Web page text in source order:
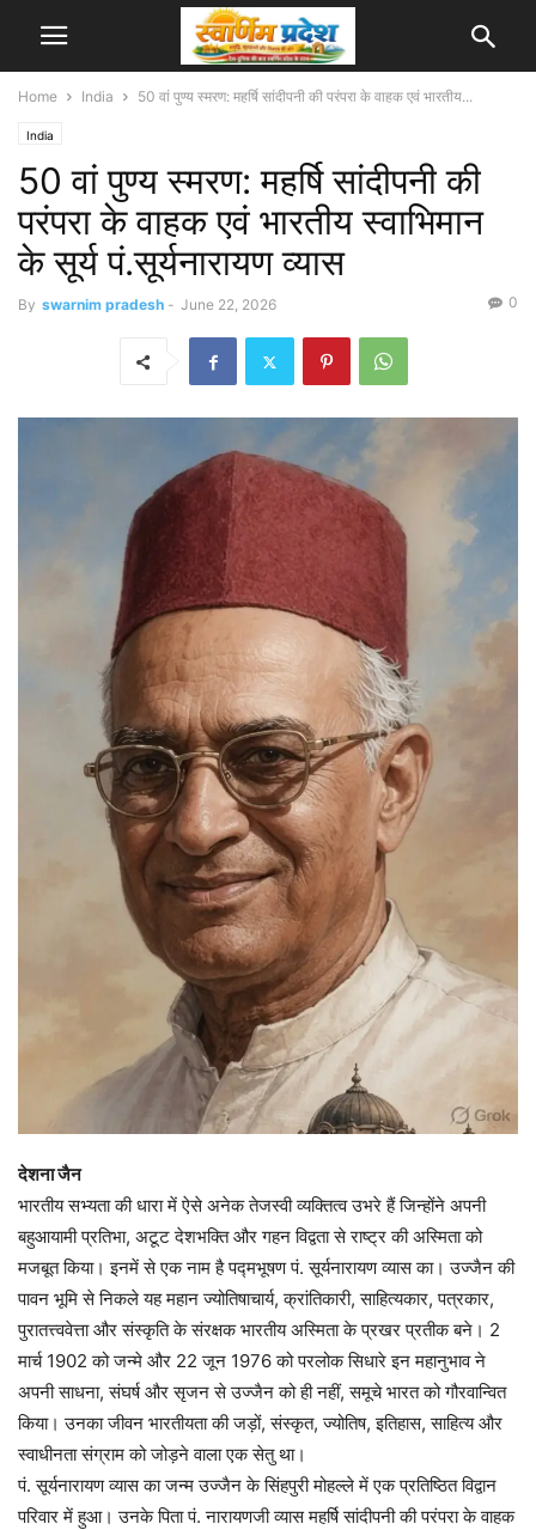
Home India 50 वां पुण्य स्मरण: महर्षि सांदीपनी की परंपरा के वाहक एवं भारतीय...
India
50 वां पुण्य स्मरण: महर्षि सांदीपनी की
परंपरा के वाहक एवं भारतीय स्वाभिमान
के सूर्य पं.सूर्यनारायण व्यास
By swarnim pradesh - June 22, 2026 0
देशना जैन
भारतीय सभ्यता की धारा में ऐसे अनेक तेजस्वी व्यक्तित्व उभरे हैं जिन्होंने अपनी
बहुआयामी प्रतिभा, अटूट देशभक्ति और गहन विद्वता से राष्ट्र की अस्मिता को
मजबूत किया। इनमें से एक नाम है पद्मभूषण पं. सूर्यनारायण व्यास का। उज्जैन की
पावन भूमि से निकले यह महान ज्योतिषाचार्य, क्रांतिकारी, साहित्यकार, पत्रकार,
पुरातत्त्ववेत्ता और संस्कृति के संरक्षक भारतीय अस्मिता के प्रखर प्रतीक बने। 2
मार्च 1902 को जन्मे और 22 जून 1976 को परलोक सिधारे इन महानुभाव ने
अपनी साधना, संघर्ष और सृजन से उज्जैन को ही नहीं, समूचे भारत को गौरवान्वित
किया। उनका जीवन भारतीयता की जड़ों, संस्कृत, ज्योतिष, इतिहास, साहित्य और
स्वाधीनता संग्राम को जोड़ने वाला एक सेतु था।
पं. सूर्यनारायण व्यास का जन्म उज्जैन के सिंहपुरी मोहल्ले में एक प्रतिष्ठित विद्वान
परिवार में हुआ। उनके पिता पं. नारायणजी व्यास महर्षि सांदीपनी की परंपरा के वाहक